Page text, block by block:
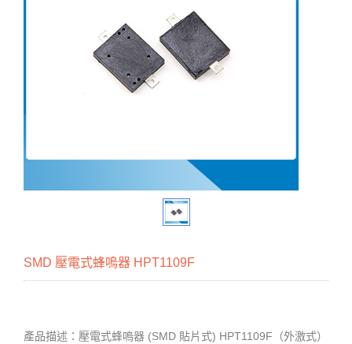
SMD 壓電式蜂嗚器 HPT1109F
產品描述：壓電式蜂嗚器 (SMD 貼片式) HPT1109F（外激式）